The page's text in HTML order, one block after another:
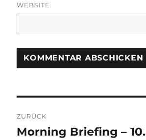
WEBSITE
Navigation
ZURÜCK
Vorheriger
Morning Briefing – 10.